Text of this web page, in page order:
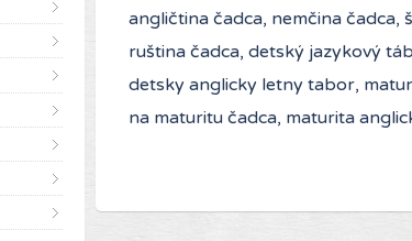
angličtina čadca, nemčina čadca,
ruština čadca, detský jazykový
detsky anglicky letny tabor,
na maturitu čadca, maturita